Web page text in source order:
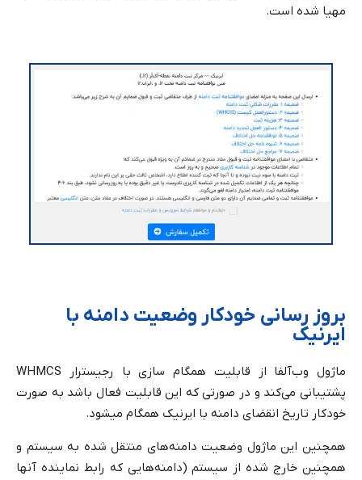
مهیا شده است.
بروز رسانی خودکار وضعیت دامنه با
ایرنیک
ماژول وب‌آلفا از قابلیت همگام سازی با رجیسترار WHMCS
پشتیبانی می‌کند و در صورتی که این قابلیت فعال باشد به صورت
خودکار تاریخ انقضای دامنه با ایرنیک همگام میشود.
همچنین این ماژول وضعیت دامنه‌های منتقل شده به سیستم و
همچنین خارج شده از سیستم (دامنه‌هایی که رابط نماینده آنها